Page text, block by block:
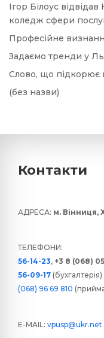
Ігор Білоус
коледж сфери
Професійне
Задаємо тренди у
Слово, що
(без назви)
Контакти
АДРЕСА: м. Вінниця,
ТЕЛЕФОНИ:
56-14-23, +3 8 (068)
56-09-17 (бухгалтерія)
(068) 96 69 810
E-MAIL: vpusp@ukr.net